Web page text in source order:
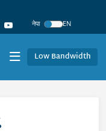
नेपा
EN
Low Bandwidth